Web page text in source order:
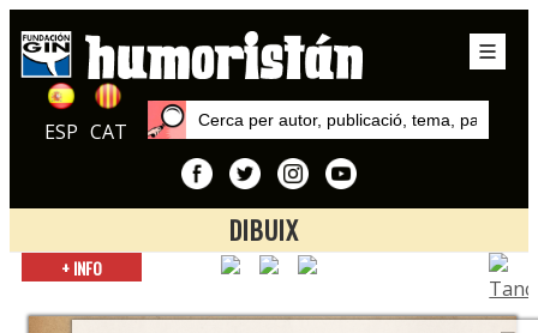
ESP CAT
DIBUIX
Inici
En Patufet
+ INFO